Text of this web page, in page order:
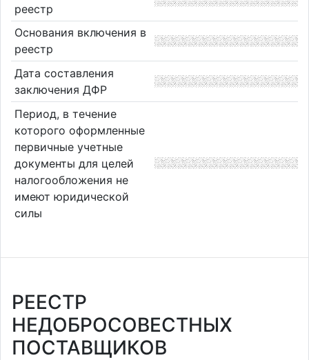
реестр
Основания включения в
реестр
Дата составления
заключения ДФР
Период, в течение
которого оформленные
первичные учетные
документы для целей
налогообложения не
имеют юридической
силы
РЕЕСТР
НЕДОБРОСОВЕСТНЫХ
ПОСТАВЩИКОВ